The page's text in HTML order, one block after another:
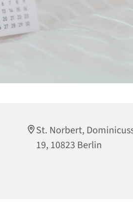
St. Norbert,
19, 10823 Berlin